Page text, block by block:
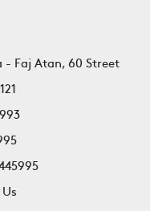
- Faj Atan, 60 Street